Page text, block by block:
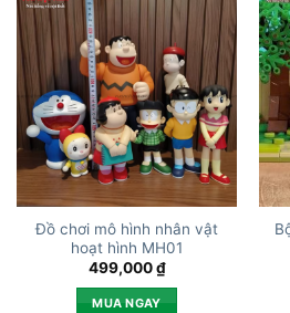
Đồ chơi mô hình nhân vật
hoạt hình MH01
499,000₫
MUA NGAY